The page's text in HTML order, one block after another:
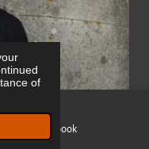
of
Facebook